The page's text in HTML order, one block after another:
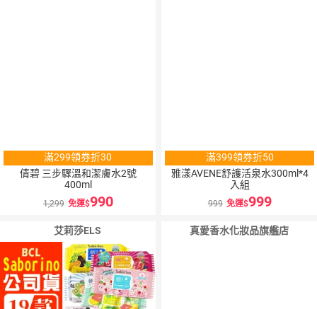
滿299領券折30
倩碧 三步驟溫和潔膚水2號
400ml
1,299 免運 990
滿399領券折50
雅漾AVENE舒護活泉水300ml*4
入組
999 免運 999
艾莉莎ELS 真愛香水化妝品旗艦店